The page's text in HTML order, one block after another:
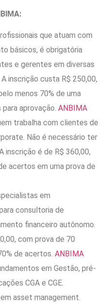
que atuam com
básicos, é obrigatória
e gerentes em diversas
inscrição custa R$ 250,00,
menos 70% de uma
aprovação. ANBIMA
trabalha com clientes de
Não é necessário ter
inscrição é de R$ 360,00,
acertos em uma prova de
em
consultoria de
financeiro autônomo.
com prova de 70
de acertos. ANBIMA
em Gestão, pré-
CGA e CGE.
asset management.